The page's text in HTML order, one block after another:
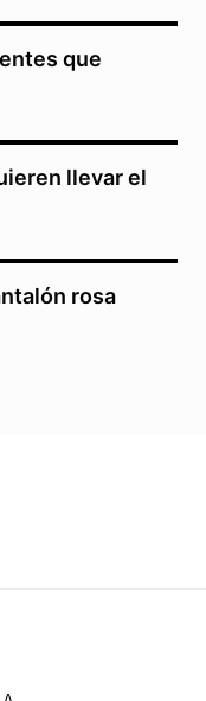
que
llevar el
rosa